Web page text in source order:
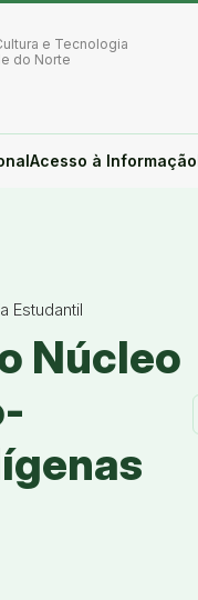
e Tecnologia
do Norte
Acesso à Informação
Estudantil
Núcleo